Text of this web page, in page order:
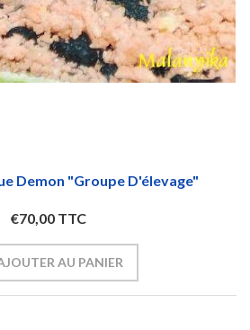
Demon "groupe D'élevage"
€70,00 TTC
AU PANIER